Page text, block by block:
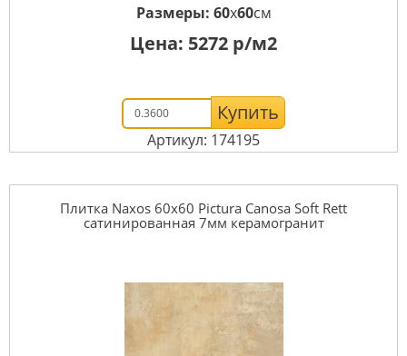
Размеры: 60x60см
Цена: 5272 р/м2
Купить
Артикул: 174195
Плитка Naxos 60x60 Pictura Canosa Soft Rett
сатинированная 7мм керамогранит